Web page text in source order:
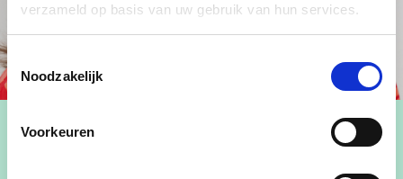
verzameld op basis van uw gebruik van hun services.
Toestemmingsselectie
Noodzakelijk
Voorkeuren